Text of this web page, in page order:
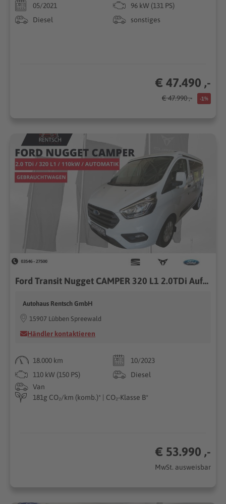
05/2021
96 kW (131 PS)
Diesel
sonstiges
€ 47.490 ,-
€ 47.990 ,- -1%
Ford Transit Nugget CAMPER 320 L1 2.0TDi Aufstelldach*Küche*
Autohaus Rentsch GmbH
15907 Lübben Spreewald
Händler kontaktieren
18.000 km
10/2023
110 kW (150 PS)
Diesel
Van
181g CO₂/km (komb.)* | CO₂-Klasse B*
€ 53.990 ,-
MwSt. ausweisbar